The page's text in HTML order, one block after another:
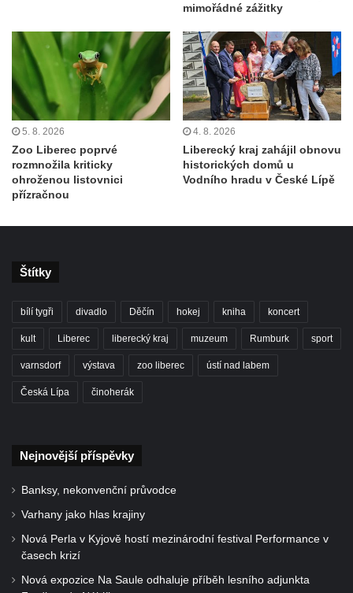
mimořádné zážitky
5. 8. 2026
Zoo Liberec poprvé
rozmnožila kriticky
ohroženou listovnici
přízračnou
4. 8. 2026
Liberecký kraj zahájil obnovu
historických domů u
Vodního hradu v České Lípě
Štítky
bílí tygři divadlo Děčín hokej kniha koncert
kult Liberec liberecký kraj muzeum Rumburk sport
varnsdorf výstava zoo liberec ústí nad labem
Česká Lípa činoherák
Nejnovější příspěvky
Banksy, nekonvenční průvodce
Varhany jako hlas krajiny
Nová Perla v Kyjově hostí mezinárodní festival Performance v
časech krizí
Nová expozice Na Saule odhaluje příběh lesního adjunkta